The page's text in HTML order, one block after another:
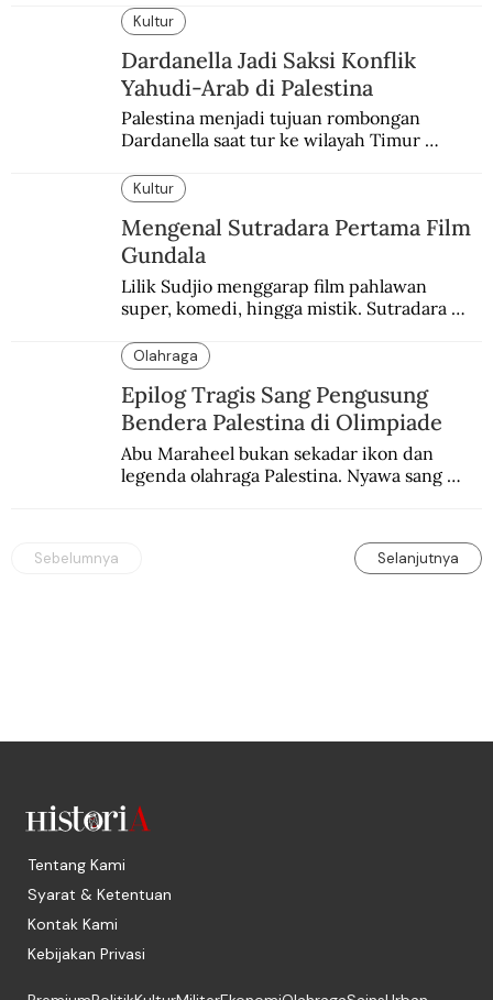
yang berbeda.
Kultur
Dardanella Jadi Saksi Konflik
Yahudi-Arab di Palestina
Palestina menjadi tujuan rombongan
Dardanella saat tur ke wilayah Timur
ketegangan antara orang Yahudi dan
penduduk Arab.
Kultur
Mengenal Sutradara Pertama Film
Gundala
Lilik Sudjio menggarap film pahlawan
super, komedi, hingga mistik. Sutradara
Olahraga
Epilog Tragis Sang Pengusung
Bendera Palestina di Olimpiade
Abu Maraheel bukan sekadar ikon dan
legenda olahraga Palestina. Nyawa sang
Sebelumnya Selanjutnya
Tentang Kami
Syarat & Ketentuan
Kontak Kami
Kebijakan Privasi